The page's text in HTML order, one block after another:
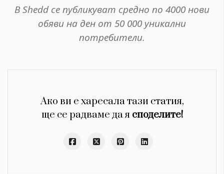
В Shedd се публикуват средно по 4000 нови
обяви на ден от 50 000 уникални
потребители.
Ако ви е харесала тази статия,
ще се радваме да я споделите!